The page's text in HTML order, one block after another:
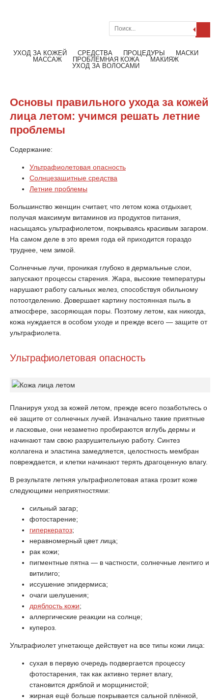
УХОД ЗА КОЖЕЙ СРЕДСТВА ПРОЦЕДУРЫ
МАСКИ
МАССАЖ
ПРОБЛЕМНАЯ КОЖА
МАКИЯЖ
УХОД ЗА ВОЛОСАМИ
Основы правильного ухода за кожей
лица летом: учимся решать летние
проблемы
Содержание:
Ультрафиолетовая опасность
Солнцезащитные средства
Летние проблемы
Большинство женщин считает, что летом кожа отдыхает,
получая максимум витаминов из продуктов питания,
насыщаясь ультрафиолетом, покрываясь красивым загаром.
На самом деле в это время года ей приходится гораздо
труднее, чем зимой.
Солнечные лучи, проникая глубоко в дермальные слои,
запускают процессы старения. Жара, высокие температуры
нарушают работу сальных желез, способствуя обильному
потоотделению. Довершает картину постоянная пыль в
атмосфере, засоряющая поры. Поэтому летом, как никогда,
кожа нуждается в особом уходе и прежде всего — защите от
ультрафиолета.
Ультрафиолетовая опасность
Планируя уход за кожей летом, прежде всего позаботьтесь о
её защите от солнечных лучей. Изначально такие приятные
и ласковые, они незаметно пробираются вглубь дермы и
начинают там свою разрушительную работу. Синтез
коллагена и эластина замедляется, целостность мембран
повреждается, и клетки начинают терять драгоценную влагу.
В результате летняя ультрафиолетовая атака грозит коже
следующими неприятностями:
сильный загар;
фотостарение;
гиперкератоз;
неравномерный цвет лица;
рак кожи;
пигментные пятна — в частности, солнечные лентиго и
витилиго;
иссушение эпидермиса;
очаги шелушения;
дряблость кожи;
аллергические реакции на солнце;
купероз.
Ультрафиолет угнетающе действует на все типы кожи лица:
сухая в первую очередь подвергается процессу
фотостарения, так как активно теряет влагу,
становится дряблой и морщинистой;
жирная ещё больше покрывается сальной плёнкой,